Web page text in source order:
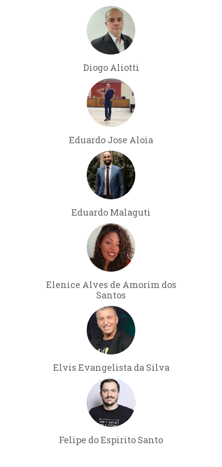
Diogo Aliotti
Eduardo Jose Aloia
Eduardo Malaguti
Elenice Alves de Amorim dos
Santos
Elvis Evangelista da Silva
Felipe do Espirito Santo